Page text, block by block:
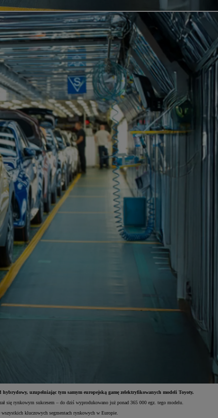
uzupełniając tym samym europejską gamę zelektryfikowanych modeli Toyoty.
się rynkowym sukcesem – do dziś wyprodukowano już ponad 365 000 egz. tego modelu.
kluczowych segmentach rynkowych w Europie.